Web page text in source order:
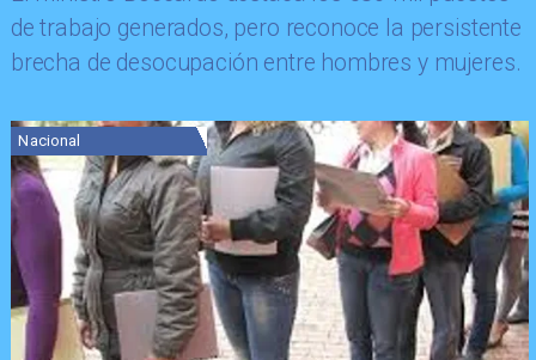
de trabajo generados, pero reconoce la persistente
brecha de desocupación entre hombres y mujeres.
Nacional